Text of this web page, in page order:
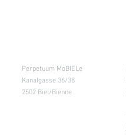
Perpetuum MoBIELe
Kanalgasse 36/38
2502 Biel/Bienne